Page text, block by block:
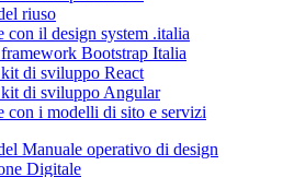
riuso
con il design system .italia
Bootstrap Italia
di sviluppo React
di sviluppo Angular
con i modelli di sito e servizi
Manuale operativo di design